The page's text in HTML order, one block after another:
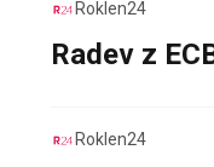
Roklen24
Radev z
Roklen24